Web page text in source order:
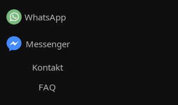
WhatsApp
Messenger
Kontakt
FAQ